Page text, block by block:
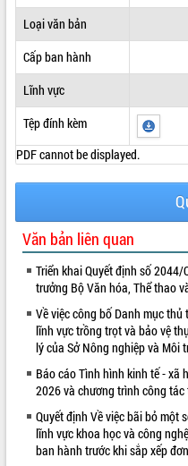
VIDEO
Loại văn bản
Cấp ban hành
Lĩnh vực
Tệp đính kèm
PDF cannot be displayed.
Văn bản liên quan
Triển khai Quyết định số
trưởng Bộ Văn hóa, Thể thao
Về việc công bố Danh mục
lĩnh vực trồng trọt và bảo vệ
lý của Sở Nông nghiệp và Môi
Báo cáo Tình hình kinh tế - xã
2026 và chương trình công
Quyết định Về việc bãi bỏ một
lĩnh vực khoa học và công
ban hành trước khi sắp xếp